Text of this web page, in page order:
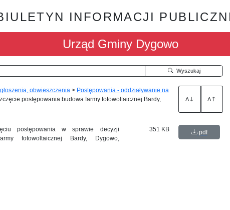
INFORMACJI
Urząd Gminy Dygowo
Wyszukaj
obwieszczenia > Postępowania - oddziaływanie na
postępowania budowa farmy fotowoltaicznej Bardy,
A A
postępowania w sprawie decyzji
fotowoltaicznej Bardy, Dygowo,
351 KB pdf